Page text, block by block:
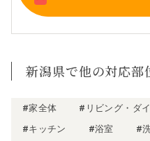
新潟県で他の対応部
#家全体 #リビング・ダ
#キッチン
#浴室 #